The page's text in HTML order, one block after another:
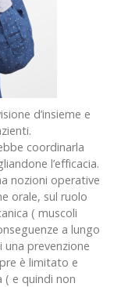
d’insieme e
coordinarla
l’efficacia.
nozioni operative
orale, sul ruolo
( muscoli
a lungo
prevenzione
è limitato e
e quindi non